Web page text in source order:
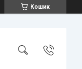
Кошик